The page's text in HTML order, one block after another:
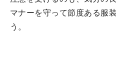
マナーを守って節度ある服
う。